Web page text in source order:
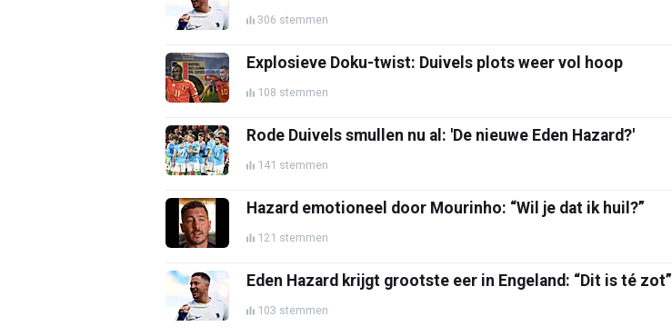
306 stemmen
Explosieve Doku-twist: Duivels plots weer vol hoop
108 stemmen
Rode Duivels smullen nu al: 'De nieuwe Eden Hazard?'
141 stemmen
Hazard emotioneel door Mourinho: “Wil je dat ik huil?”
121 stemmen
Eden Hazard krijgt grootste eer in Engeland: “Dit is té zot”
103 stemmen